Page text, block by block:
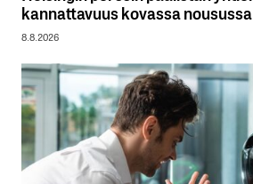
kannattavuus kovassa nousussa
8.8.2026